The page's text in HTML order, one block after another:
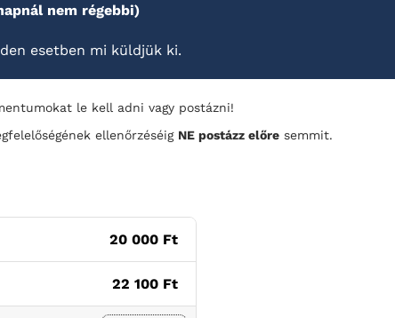
nem régebbi)
esetben mi küldjük ki.
le kell adni vagy postázni!
ellenőrzéséig NE postázz előre semmit.
20 000 Ft
22 100 Ft